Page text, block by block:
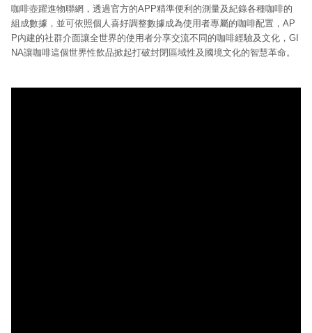
咖啡壺躍進物聯網，透過官方的APP精準便利的測量及紀錄各種咖啡的
組成數據，並可依照個人喜好調整數據成為使用者專屬的咖啡配置，AP
P內建的社群介面讓全世界的使用者分享交流不同的咖啡經驗及文化，GI
NA讓咖啡這個世界性飲品掀起打破封閉區域性及國境文化的智慧革命。